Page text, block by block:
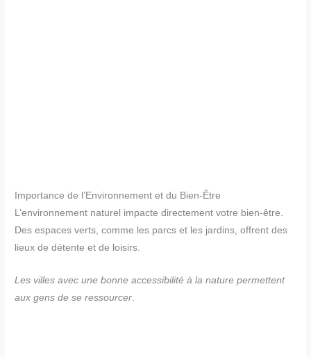
Importance de l’Environnement et du Bien-Être
L’environnement naturel impacte directement votre bien-être.
Des espaces verts, comme les parcs et les jardins, offrent des
lieux de détente et de loisirs.
Les villes avec une bonne accessibilité à la nature permettent
aux gens de se ressourcer